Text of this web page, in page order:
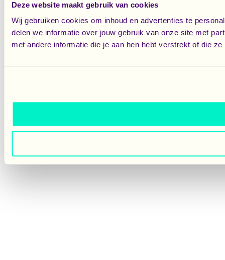
Deze website maakt gebruik van cookies
Wij gebruiken cookies om inhoud en advertenties te
delen we informatie over jouw gebruik van onze site met
met andere informatie die je aan hen hebt verstrekt of die